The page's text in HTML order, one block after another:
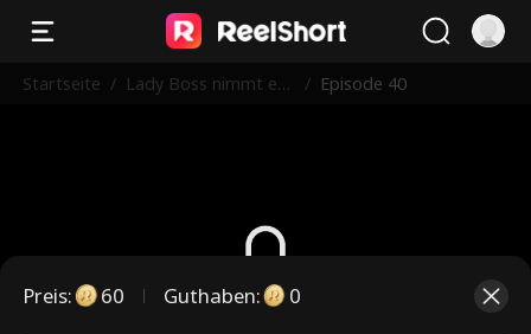
Startseite / Lady Boss nimmt es
/ Episode 40
Preis: 60 Guthaben: 0